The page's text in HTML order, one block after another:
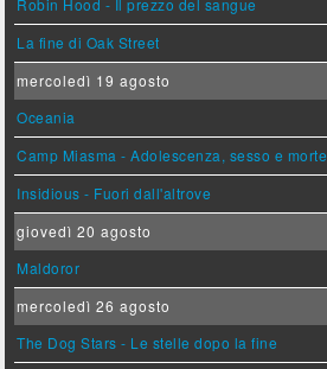
Robin Hood - Il prezzo del sangue
La fine di Oak Street
mercoledì 19 agosto
Oceania
Camp Miasma - Adolescenza, sesso e morte
Insidious - Fuori dall'altrove
giovedì 20 agosto
Maldoror
mercoledì 26 agosto
The Dog Stars - Le stelle dopo la fine